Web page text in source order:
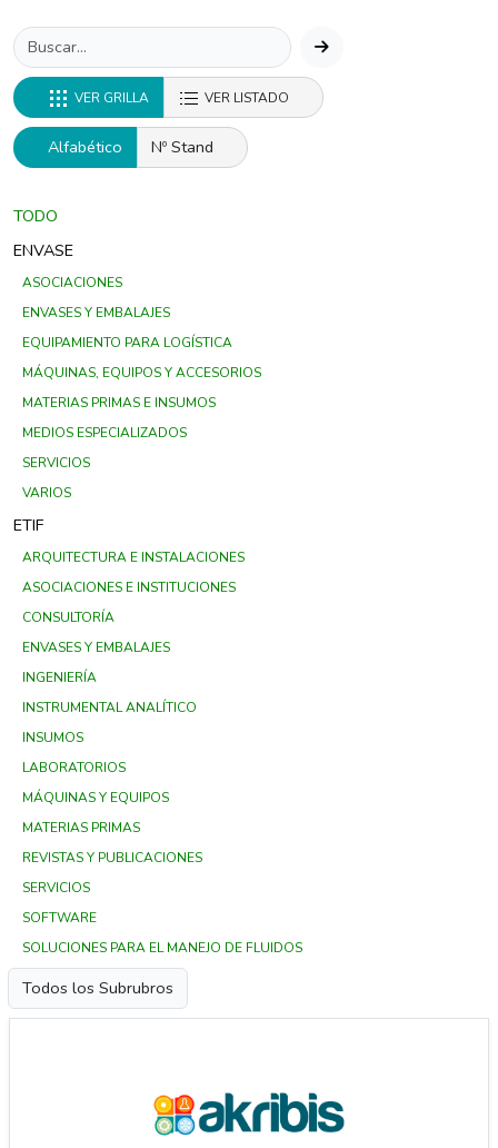
VER GRILLA VER LISTADO
Alfabético Nº Stand
TODO
ENVASE
ASOCIACIONES
ENVASES Y EMBALAJES
EQUIPAMIENTO PARA LOGÍSTICA
MÁQUINAS, EQUIPOS Y ACCESORIOS
MATERIAS PRIMAS E INSUMOS
MEDIOS ESPECIALIZADOS
SERVICIOS
VARIOS
ETIF
ARQUITECTURA E INSTALACIONES
ASOCIACIONES E INSTITUCIONES
CONSULTORÍA
ENVASES Y EMBALAJES
INGENIERÍA
INSTRUMENTAL ANALÍTICO
INSUMOS
LABORATORIOS
MÁQUINAS Y EQUIPOS
MATERIAS PRIMAS
REVISTAS Y PUBLICACIONES
SERVICIOS
SOFTWARE
SOLUCIONES PARA EL MANEJO DE FLUIDOS